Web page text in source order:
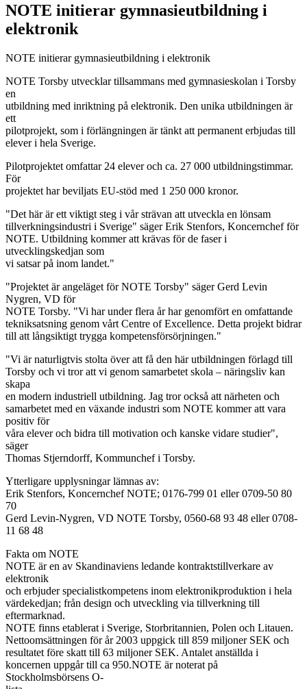
NOTE initierar gymnasieutbildning i
elektronik
NOTE initierar gymnasieutbildning i elektronik
NOTE Torsby utvecklar tillsammans med gymnasieskolan i Torsby
en
utbildning med inriktning på elektronik. Den unika utbildningen är
ett
pilotprojekt, som i förlängningen är tänkt att permanent erbjudas till
elever i hela Sverige.
Pilotprojektet omfattar 24 elever och ca. 27 000 utbildningstimmar.
För
projektet har beviljats EU-stöd med 1 250 000 kronor.
"Det här är ett viktigt steg i vår strävan att utveckla en lönsam
tillverkningsindustri i Sverige" säger Erik Stenfors, Koncernchef för
NOTE. Utbildning kommer att krävas för de faser i
utvecklingskedjan som
vi satsar på inom landet."
"Projektet är angeläget för NOTE Torsby" säger Gerd Levin
Nygren, VD för
NOTE Torsby. "Vi har under flera år har genomfört en omfattande
tekniksatsning genom vårt Centre of Excellence. Detta projekt bidrar
till att långsiktigt trygga kompetensförsörjningen."
"Vi är naturligtvis stolta över att få den här utbildningen förlagd till
Torsby och vi tror att vi genom samarbetet skola – näringsliv kan
skapa
en modern industriell utbildning. Jag tror också att närheten och
samarbetet med en växande industri som NOTE kommer att vara
positiv för
våra elever och bidra till motivation och kanske vidare studier",
säger
Thomas Stjerndorff, Kommunchef i Torsby.
Ytterligare upplysningar lämnas av:
Erik Stenfors, Koncernchef NOTE; 0176-799 01 eller 0709-50 80
70
Gerd Levin-Nygren, VD NOTE Torsby, 0560-68 93 48 eller 0708-
11 68 48
Fakta om NOTE
NOTE är en av Skandinaviens ledande kontraktstillverkare av
elektronik
och erbjuder specialistkompetens inom elektronikproduktion i hela
värdekedjan; från design och utveckling via tillverkning till
eftermarknad.
NOTE finns etablerat i Sverige, Storbritannien, Polen och Litauen.
Nettoomsättningen för år 2003 uppgick till 859 miljoner SEK och
resultatet före skatt till 63 miljoner SEK. Antalet anställda i
koncernen uppgår till ca 950.NOTE är noterat på
Stockholmsbörsens O-